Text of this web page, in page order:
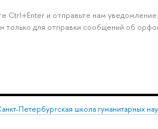
Ctrl+Enter и отправьте нам
только для отправки сообщений об
Петербургская школа гуманитарных